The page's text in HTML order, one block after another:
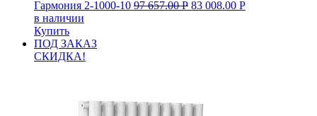
Гармония 2‑1000‑10 97 657.00Р 83 008.00 Р
в наличии
Купить
ПОД ЗАКАЗ
СКИДКА!